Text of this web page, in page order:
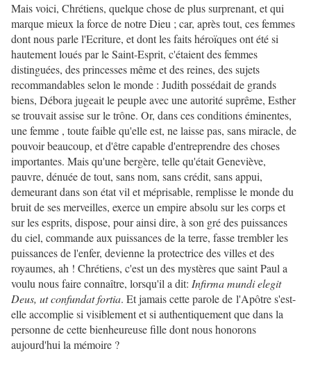
Mais voici, Chrétiens, quelque chose de plus surprenant, et qui
marque mieux la force de notre Dieu ; car, après tout, ces femmes
dont nous parle l'Ecriture, et dont les faits héroïques ont été si
hautement loués par le Saint-Esprit, c'étaient des femmes
distinguées, des princesses même et des reines, des sujets
recommandables selon le monde : Judith possédait de grands
biens, Débora jugeait le peuple avec une autorité suprême, Esther
se trouvait assise sur le trône. Or, dans ces conditions éminentes,
une femme , toute faible qu'elle est, ne laisse pas, sans miracle, de
pouvoir beaucoup, et d'être capable d'entreprendre des choses
importantes. Mais qu'une bergère, telle qu'était Geneviève,
pauvre, dénuée de tout, sans nom, sans crédit, sans appui,
demeurant dans son état vil et méprisable, remplisse le monde du
bruit de ses merveilles, exerce un empire absolu sur les corps et
sur les esprits, dispose, pour ainsi dire, à son gré des puissances
du ciel, commande aux puissances de la terre, fasse trembler les
puissances de l'enfer, devienne la protectrice des villes et des
royaumes, ah ! Chrétiens, c'est un des mystères que saint Paul a
voulu nous faire connaître, lorsqu'il a dit: Infirma mundi elegit
Deus, ut confundat fortia. Et jamais cette parole de l'Apôtre s'est-
elle accomplie si visiblement et si authentiquement que dans la
personne de cette bienheureuse fille dont nous honorons
aujourd'hui la mémoire ?